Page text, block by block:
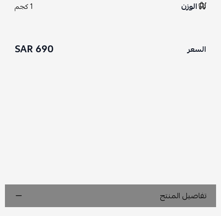
الوزن 1 كجم
السعر 690 SAR
تفاصيل المنتج